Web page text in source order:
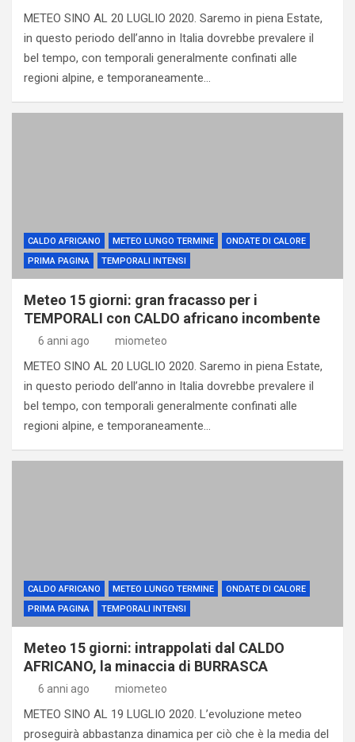
METEO SINO AL 20 LUGLIO 2020. Saremo in piena Estate,
in questo periodo dell’anno in Italia dovrebbe prevalere il
bel tempo, con temporali generalmente confinati alle
regioni alpine, e temporaneamente…
CALDO AFRICANO METEO LUNGO TERMINE
ONDATE DI CALORE
PRIMA PAGINA
TEMPORALI INTENSI
Meteo 15 giorni: gran fracasso per i
TEMPORALI con CALDO africano incombente
6 anni ago miometeo
METEO SINO AL 20 LUGLIO 2020. Saremo in piena Estate,
in questo periodo dell’anno in Italia dovrebbe prevalere il
bel tempo, con temporali generalmente confinati alle
regioni alpine, e temporaneamente…
CALDO AFRICANO METEO LUNGO TERMINE
ONDATE DI CALORE
PRIMA PAGINA
TEMPORALI INTENSI
Meteo 15 giorni: intrappolati dal CALDO
AFRICANO, la minaccia di BURRASCA
6 anni ago miometeo
METEO SINO AL 19 LUGLIO 2020. L’evoluzione meteo
proseguirà abbastanza dinamica per ciò che è la media del